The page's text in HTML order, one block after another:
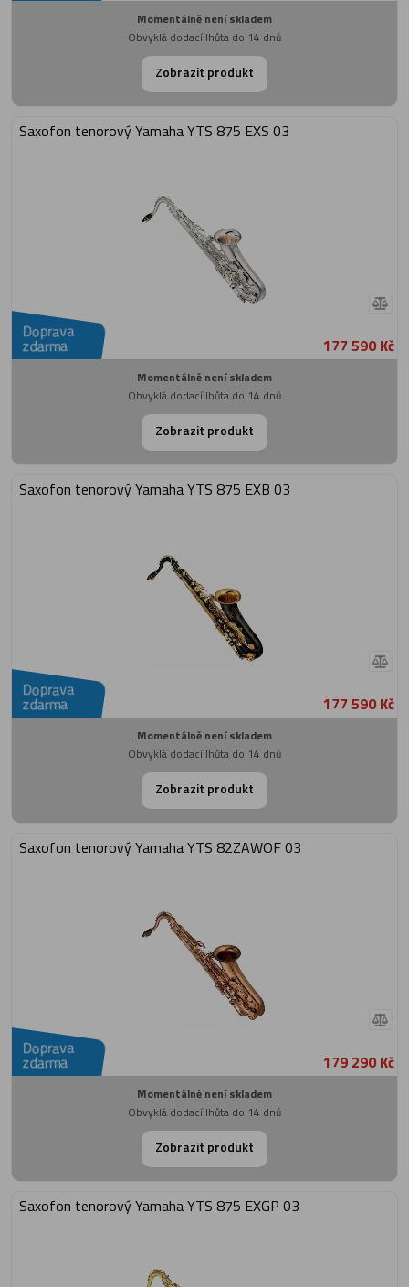
Momentálně není skladem
Obvyklá dodací lhůta do 14 dnů
Zobrazit produkt
Saxofon tenorový Yamaha YTS 875 EXS 03
Doprava
zdarma 177 590 Kč
Momentálně není skladem
Obvyklá dodací lhůta do 14 dnů
Zobrazit produkt
Saxofon tenorový Yamaha YTS 875 EXB 03
Doprava
zdarma 177 590 Kč
Momentálně není skladem
Obvyklá dodací lhůta do 14 dnů
Zobrazit produkt
Saxofon tenorový Yamaha YTS 82ZAWOF 03
Doprava
zdarma 179 290 Kč
Momentálně není skladem
Obvyklá dodací lhůta do 14 dnů
Zobrazit produkt
Saxofon tenorový Yamaha YTS 875 EXGP 03